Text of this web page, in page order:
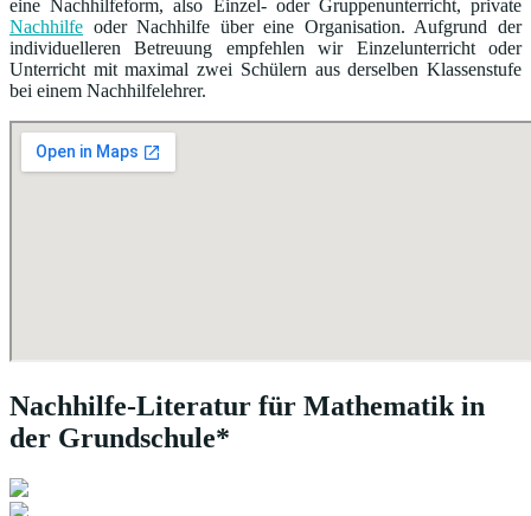
eine Nachhilfeform, also Einzel- oder Gruppenunterricht, private
Nachhilfe oder Nachhilfe über eine Organisation. Aufgrund der
individuelleren Betreuung empfehlen wir Einzelunterricht oder
Unterricht mit maximal zwei Schülern aus derselben Klassenstufe
bei einem Nachhilfelehrer.
Nachhilfe-Literatur für Mathematik in
der Grundschule*